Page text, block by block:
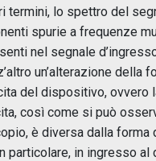
termini, lo spettro del
spurie a frequenze
nel segnale
un’alterazione della
del dispositivo, ovvero
così come si può
è diversa dalla forma
particolare, in ingresso